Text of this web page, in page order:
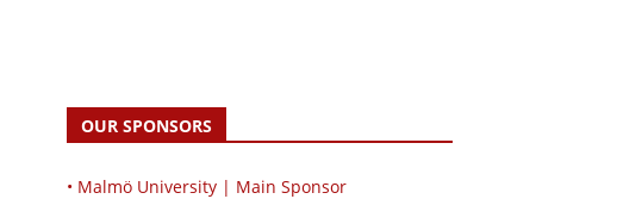
OUR SPONSORS
• Malmö University | Main Sponsor